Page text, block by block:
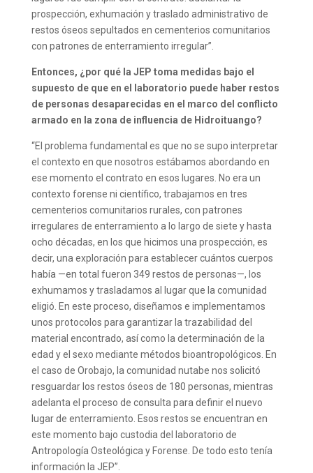
prospección, exhumación y traslado administrativo de
restos óseos sepultados en cementerios comunitarios
con patrones de enterramiento irregular”.
Entonces, ¿por qué la JEP toma medidas bajo el
supuesto de que en el laboratorio puede haber restos
de personas desaparecidas en el marco del conflicto
armado en la zona de influencia de Hidroituango?
“El problema fundamental es que no se supo interpretar
el contexto en que nosotros estábamos abordando en
ese momento el contrato en esos lugares. No era un
contexto forense ni científico, trabajamos en tres
cementerios comunitarios rurales, con patrones
irregulares de enterramiento a lo largo de siete y hasta
ocho décadas, en los que hicimos una prospección, es
decir, una exploración para establecer cuántos cuerpos
había —en total fueron 349 restos de personas—, los
exhumamos y trasladamos al lugar que la comunidad
eligió. En este proceso, diseñamos e implementamos
unos protocolos para garantizar la trazabilidad del
material encontrado, así como la determinación de la
edad y el sexo mediante métodos bioantropológicos. En
el caso de Orobajo, la comunidad nutabe nos solicitó
resguardar los restos óseos de 180 personas, mientras
adelanta el proceso de consulta para definir el nuevo
lugar de enterramiento. Esos restos se encuentran en
este momento bajo custodia del laboratorio de
Antropología Osteológica y Forense. De todo esto tenía
información la JEP”.